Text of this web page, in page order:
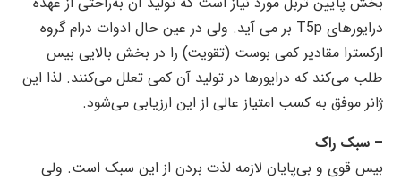
درایورهای T5p بر می آید. ولی در عین حال ادوات درام گروه
ارکسترا مقادیر کمی بوست (تقویت) را در بخش بالایی بیس
طلب می‌کند که درایورها در تولید آن کمی تعلل می‌کنند. لذا این
ژانر موفق به کسب امتیاز عالی از این ارزیابی می‌شود.
– سبک راک
بیس قوی و بی‌پایان لازمه لذت بردن از این سبک است. ولی